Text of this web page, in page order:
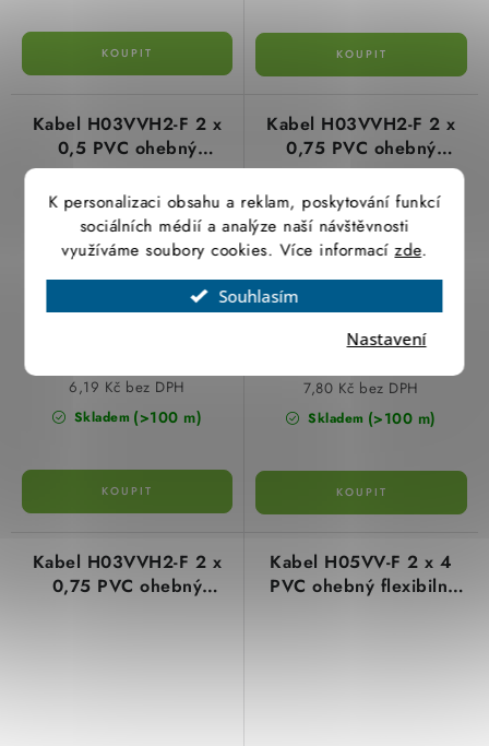
K personalizaci obsahu a reklam, poskytování funkcí
sociálních médií a analýze naší návštěvnosti
využíváme soubory cookies. Více informacízde.
Souhlasím
Nastavení
Kabel H03VVH2-F 2 x
0,5 PVC ohebný
flexibilní bílý plášť
Skladem (>100 m)
6,19 Kč bez DPH
Kabel H03VVH2-F 2 x
0,75 PVC ohebný
flexibilní bílý plášť
Skladem (>100 m)
7,80 Kč bez DPH
Kabel H03VVH2-F 2 x
0,75 PVC ohebný
Kabel H05VV-F 2 x 4
PVC ohebný flexibilní